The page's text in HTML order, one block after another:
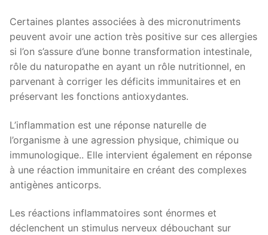
Certaines plantes associées à des micronutriments
peuvent avoir une action très positive sur ces allergies
si l’on s’assure d’une bonne transformation intestinale,
rôle du naturopathe en ayant un rôle nutritionnel, en
parvenant à corriger les déficits immunitaires et en
préservant les fonctions antioxydantes.
L’inflammation est une réponse naturelle de
l’organisme à une agression physique, chimique ou
immunologique.. Elle intervient également en réponse
à une réaction immunitaire en créant des complexes
antigènes anticorps.
Les réactions inflammatoires sont énormes et
déclenchent un stimulus nerveux débouchant sur